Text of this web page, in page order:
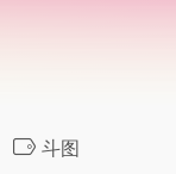
斗图